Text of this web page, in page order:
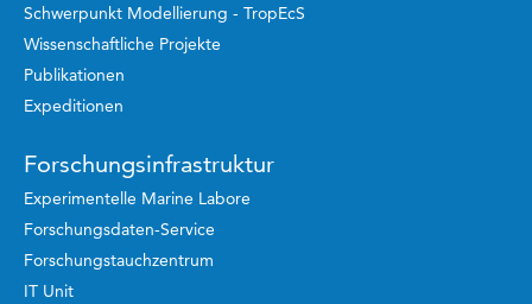
Schwerpunkt Modellierung - TropEcS
Wissenschaftliche Projekte
Publikationen
Expeditionen
Forschungsinfrastruktur
Experimentelle Marine Labore
Forschungsdaten-Service
Forschungstauchzentrum
IT Unit